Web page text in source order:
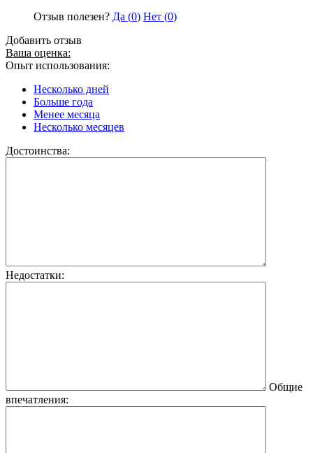
Отзыв полезен? Да (0) Нет (0)
Добавить отзыв
Ваша оценка:
Опыт использования:
Несколько дней
Больше года
Менее месяца
Несколько месяцев
Достоинства:
Недостатки:
Общие
впечатления: